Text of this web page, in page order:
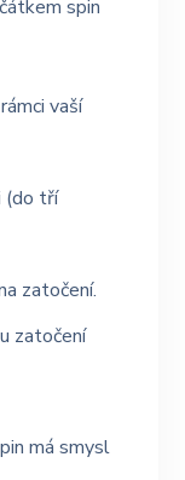
spin
vaší
(do tří
zatočení.
zatočení
má smysl